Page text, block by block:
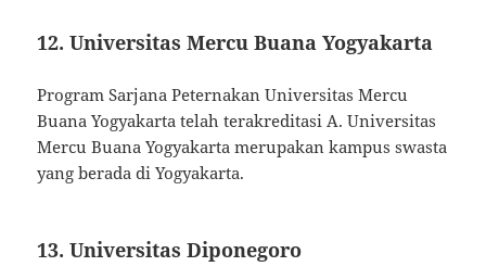
12. Universitas Mercu Buana Yogyakarta
Program Sarjana Peternakan Universitas Mercu
Buana Yogyakarta telah terakreditasi A. Universitas
Mercu Buana Yogyakarta merupakan kampus swasta
yang berada di Yogyakarta.
13. Universitas Diponegoro